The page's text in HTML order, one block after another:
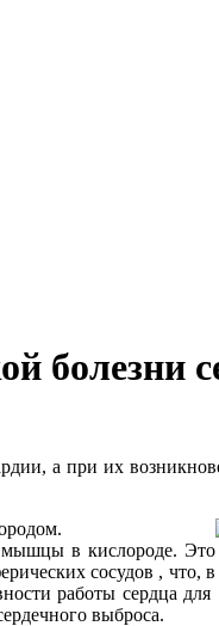
болезни
а при их
мышцы в кислороде. Это
сосудов , что, в
работы сердца для
выброса.